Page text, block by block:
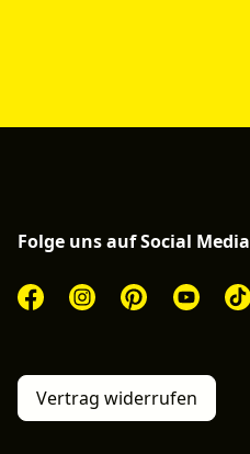
Folge uns auf Social Media
Vertrag widerrufen